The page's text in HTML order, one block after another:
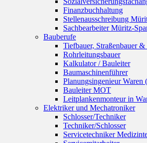
Finanzbuchhaltung
Stellenausschreibung
Sachbearbeiter Müritz-
Bauberufe
Tiefbauer, Straßenbauer
Rohrleitungsbauer
Kalkulator / Bauleiter
Baumaschinenführer
Planungsingenieur Waren
Bauleiter MOT
Leitplankenmonteur in
Elektriker und Mechatroniker
Schlosser/Techniker
Techniker/Schlosser
Servicetechniker